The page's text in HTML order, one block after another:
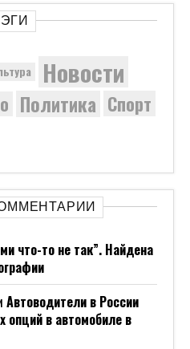
Новости
Политика Спорт
что-то не так”. Найдена
Автоводители в России
опций в автомобиле в